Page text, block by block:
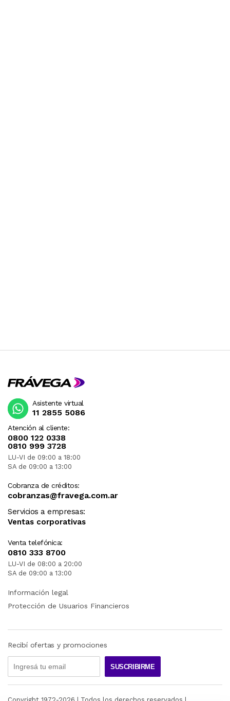
Atención al cliente:
0800 122 0338
0810 999 3728
LU-VI de 09:00 a 18:00
SA de 09:00 a 13:00
Cobranza de créditos:
cobranzas@fravega.com.ar
Servicios a empresas:
Ventas corporativas
Venta telefónica:
0810 333 8700
LU-VI de 08:00 a 20:00
SA de 09:00 a 13:00
Asistente virtual
11 2855 5086
Información legal
Protección de Usuarios Financieros
Recibí ofertas y promociones
SUSCRIBIRME